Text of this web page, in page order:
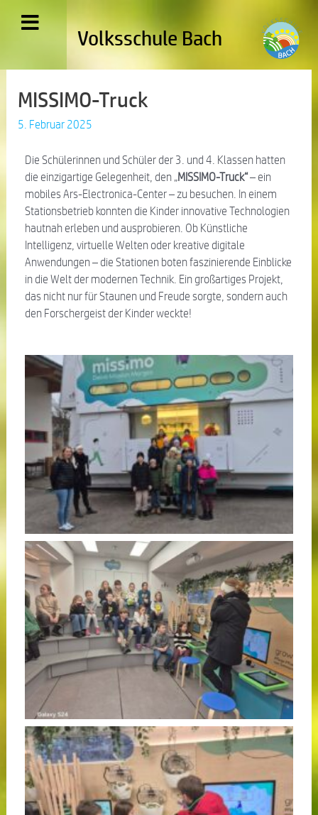
Volksschule Bach
MISSIMO-Truck
5. Februar 2025
Die Schülerinnen und Schüler der 3. und 4. Klassen hatten
die einzigartige Gelegenheit, den „MISSIMO-Truck“– ein
mobiles Ars-Electronica-Center – zu besuchen. In einem
Stationsbetrieb konnten die Kinder innovative Technologien
hautnah erleben und ausprobieren. Ob Künstliche
Intelligenz, virtuelle Welten oder kreative digitale
Anwendungen – die Stationen boten faszinierende Einblicke
in die Welt der modernen Technik. Ein großartiges Projekt,
das nicht nur für Staunen und Freude sorgte, sondern auch
den Forschergeist der Kinder weckte!